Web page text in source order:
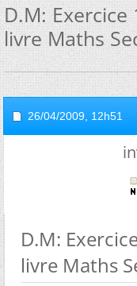
D.M:
livre Maths
26/04/2009, 12h51
D.M:
livre Maths